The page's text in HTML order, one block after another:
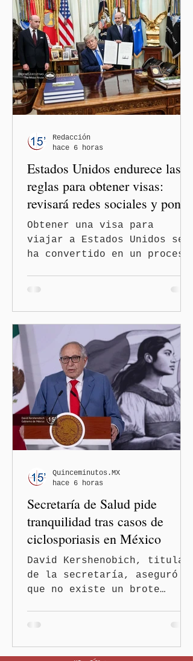
relaciones diplomáticas
entre los gobiernos de
México y Perú. “Es
importante que más allá de
la orientación política de
los gobiernos —porque hay
orientaciones políticas de
los gobiernos, llegan por
— es importante que México
tenga relaciones
diplomáticas con el mu
Estados Unidos endurece las
reglas para obtener visas:
revisará redes sociales y pone
freno al Turismo de
Nacimiento
Obtener una visa para
viajar a Estados Unidos se
ha convertido en un proceso
Estado amplió la revisión
de la presencia digital de
los solicitantes, mientras
Washington busca cerrar el
paso al llamado “turismo de
nacimiento” y reforzar los
controles migratorios.
Redacción
hace 6 horas
Secretaría de Salud pide
tranquilidad tras casos de
ciclosporiasis en México
David Kershenobich, titular
de la secretaría, aseguró
que no existe un brote
secretario de Salud
Quinceminutos.MX
hace 6 horas